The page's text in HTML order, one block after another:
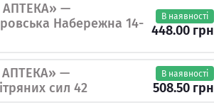
—
Набережна 14-
В наявності
448.00 грн
—
сил 42
В наявності
508.50 грн